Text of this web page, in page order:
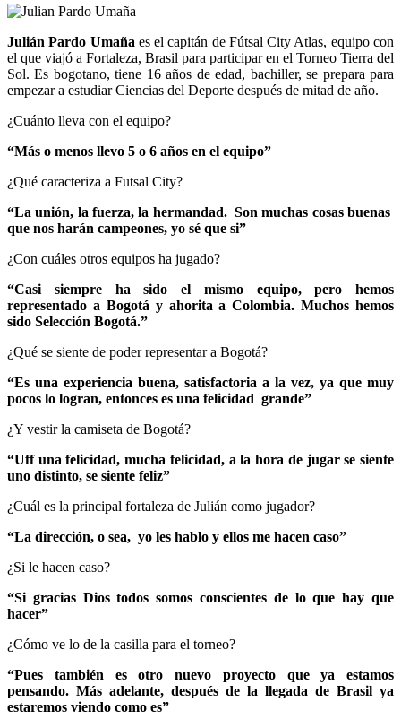
Julián Pardo Umaña es el capitán de Fútsal City Atlas, equipo con
el que viajó a Fortaleza, Brasil para participar en el Torneo Tierra del
Sol. Es bogotano, tiene 16 años de edad, bachiller, se prepara para
empezar a estudiar Ciencias del Deporte después de mitad de año.
¿Cuánto lleva con el equipo?
“Más o menos llevo 5 o 6 años en el equipo”
¿Qué caracteriza a Futsal City?
“La unión, la fuerza, la hermandad. Son muchas cosas buenas
que nos harán campeones, yo sé que si”
¿Con cuáles otros equipos ha jugado?
“Casi siempre ha sido el mismo equipo, pero hemos
representado a Bogotá y ahorita a Colombia. Muchos hemos
sido Selección Bogotá.”
¿Qué se siente de poder representar a Bogotá?
“Es una experiencia buena, satisfactoria a la vez, ya que muy
pocos lo logran, entonces es una felicidad grande”
¿Y vestir la camiseta de Bogotá?
“Uff una felicidad, mucha felicidad, a la hora de jugar se siente
uno distinto, se siente feliz”
¿Cuál es la principal fortaleza de Julián como jugador?
“La dirección, o sea, yo les hablo y ellos me hacen caso”
¿Si le hacen caso?
“Si gracias Dios todos somos conscientes de lo que hay que
hacer”
¿Cómo ve lo de la casilla para el torneo?
“Pues también es otro nuevo proyecto que ya estamos
pensando. Más adelante, después de la llegada de Brasil ya
estaremos viendo como es”